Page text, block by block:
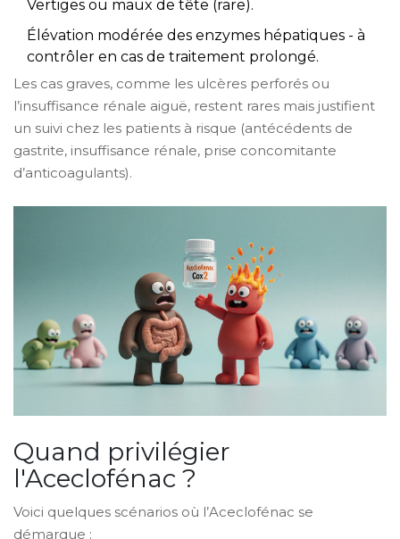
Vertiges ou maux de tête (rare).
Élévation modérée des enzymes hépatiques - à
contrôler en cas de traitement prolongé.
Les cas graves, comme les ulcères perforés ou
l’insuffisance rénale aiguë, restent rares mais justifient
un suivi chez les patients à risque (antécédents de
gastrite, insuffisance rénale, prise concomitante
d’anticoagulants).
Quand privilégier
l'Aceclofénac ?
Voici quelques scénarios où l’Aceclofénac se
démarque :